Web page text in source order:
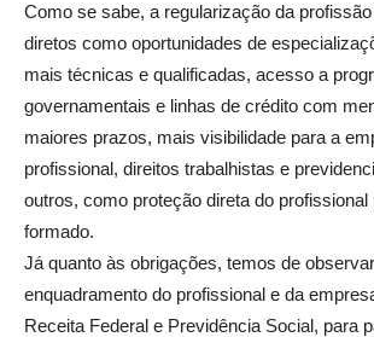
Como se sabe, a regularização da
diretos como oportunidades de
mais técnicas e qualificadas, acesso a
governamentais e linhas de crédito com
maiores prazos, mais visibilidade para a
profissional, direitos trabalhistas e
outros, como proteção direta do profissional
formado.
Já quanto às obrigações, temos de
enquadramento do profissional e da
Receita Federal e Previdência Social, para